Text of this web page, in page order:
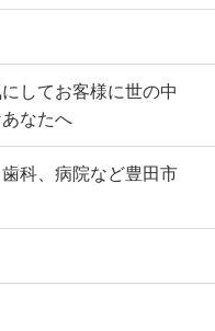
してお客様に世の中
なたへ
科、病院など豊田市